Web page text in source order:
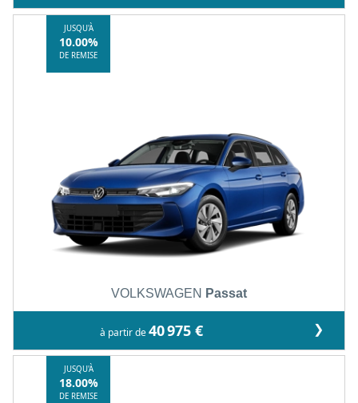
JUSQU'À
10.00%
DE REMISE
VOLKSWAGEN Passat
à partir de40 975 € ❯
JUSQU'À
18.00%
DE REMISE